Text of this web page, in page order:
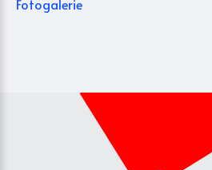
Fotogalerie